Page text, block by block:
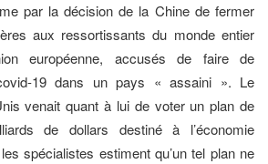
par la décision de la Chine de fermer
aux ressortissants du monde entier
européenne, accusés de faire de
19 dans un pays « assaini ». Le
venait quant à lui de voter un plan de
de dollars destiné à l’économie
spécialistes estiment qu’un tel plan ne